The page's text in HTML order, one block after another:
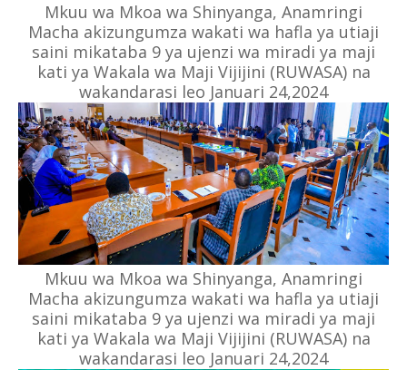
Mkuu wa Mkoa wa Shinyanga, Anamringi
Macha akizungumza wakati wa hafla ya utiaji
saini mikataba 9 ya ujenzi wa miradi ya maji
kati ya Wakala wa Maji Vijijini (RUWASA) na
wakandarasi leo Januari 24,2024
Mkuu wa Mkoa wa Shinyanga, Anamringi
Macha akizungumza wakati wa hafla ya utiaji
saini mikataba 9 ya ujenzi wa miradi ya maji
kati ya Wakala wa Maji Vijijini (RUWASA) na
wakandarasi leo Januari 24,2024